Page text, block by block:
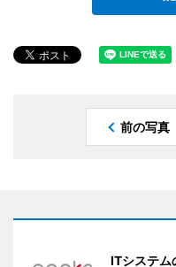
前の写真
ITシステム